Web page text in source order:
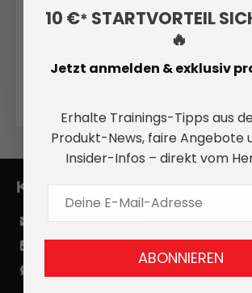
Kasse gehen, mehr als eine Adresse
Bestellungen verfolgen und
EIN KONTO ERSTELLEN
KONTAKT
info@k-sport-de.de
10 €* STARTVORTEIL
🔥
Jetzt anmelden & exklusiv
Erhalte Trainings-Tipps aus
Produkt-News, faire Angebote
Insider-Infos – direkt vom
E-Mail Adresse
ABONNIEREN